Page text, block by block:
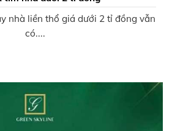
nhà liền thổ giá dưới 2 tỉ đồng vẫn
có....